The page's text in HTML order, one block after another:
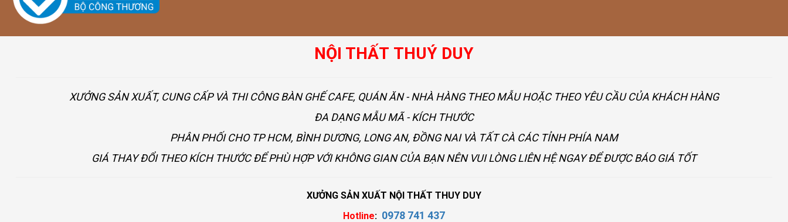
NỘI THẤT THUÝ DUY
XƯỞNG SẢN XUẤT, CUNG CẤP VÀ THI CÔNG BÀN GHẾ CAFE, QUÁN ĂN - NHÀ HÀNG THEO MẪU HOẶC THEO YÊU CẦU CỦA KHÁCH HÀNG
ĐA DẠNG MẪU MÃ - KÍCH THƯỚC
PHÂN PHỐI CHO TP HCM, BÌNH DƯƠNG, LONG AN, ĐỒNG NAI VÀ TẤT CÀ CÁC TỈNH PHÍA NAM
GIÁ THAY ĐỔI THEO KÍCH THƯỚC ĐỂ PHÙ HỢP VỚI KHÔNG GIAN CỦA BẠN NÊN VUI LÒNG LIÊN HỆ NGAY ĐỂ ĐƯỢC BÁO GIÁ TỐT
XƯỞNG SẢN XUẤT NỘI THẤT THUY DUY
Hotline: 0978 741 437